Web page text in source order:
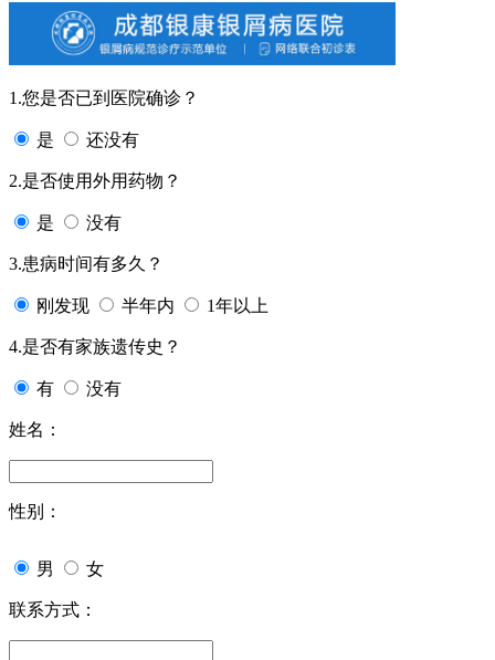
1.您是否已到医院确诊？
是 还没有
2.是否使用外用药物？
是 没有
3.患病时间有多久？
刚发现 半年内 1年以上
4.是否有家族遗传史？
有 没有
姓名：
性别：
男 女
联系方式：